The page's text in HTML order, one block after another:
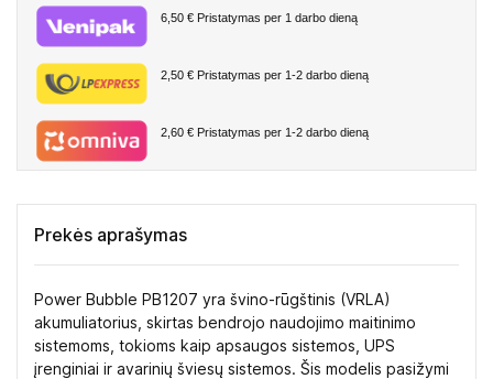
6,50 € Pristatymas per 1 darbo dieną
2,50 € Pristatymas per 1-2 darbo dieną
2,60 € Pristatymas per 1-2 darbo dieną
Prekės aprašymas
Power Bubble PB1207 yra švino-rūgštinis (VRLA)
akumuliatorius, skirtas bendrojo naudojimo maitinimo
sistemoms, tokioms kaip apsaugos sistemos, UPS
įrenginiai ir avarinių šviesų sistemos. Šis modelis pasižymi